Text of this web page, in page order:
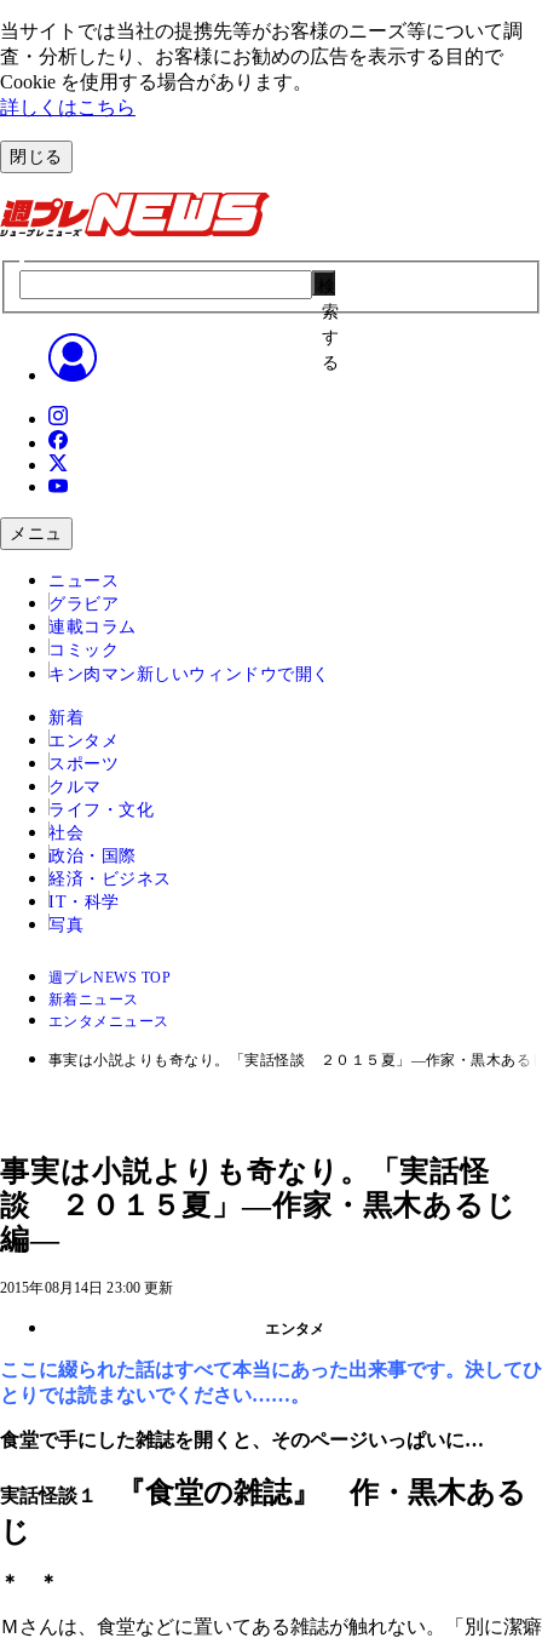
当サイトでは当社の提携先等がお客様のニーズ等について調
査・分析したり、お客様にお勧めの広告を表⽰する⽬的で
Cookie を使⽤する場合があります。
詳しくはこちら
閉じる
索
す
る
メニュ
ニュース
グラビア
連載コラム
コミック
キン肉マン 新しいウィンドウで開く
新着
エンタメ
スポーツ
クルマ
ライフ・文化
社会
政治・国際
経済・ビジネス
IT・科学
写真
週プレNEWS TOP
新着ニュース
エンタメニュース
事実は小説よりも奇なり。「実話怪談 ２０１５夏」―作家・黒木ある
事実は小説よりも奇なり。「実話怪
談 ２０１５夏」―作家・黒木あるじ
編―
2015年08月14日 23:00 更新
エンタメ
ここに綴られた話はすべて本当にあった出来事です。決してひ
とりでは読まないでください……。
食堂で手にした雑誌を開くと、そのページいっぱいに…
実話怪談１
『食堂の雑誌』 作・黒木ある
じ
＊ ＊
Ｍさんは、食堂などに置いてある雑誌が触れない。「別に潔癖